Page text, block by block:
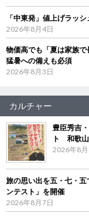
「中東発」値上げラッ
2026年8月4日
物価高でも「夏は家族
猛暑への備えも必須
2026年8月3日
カルチャー
豊臣秀吉
ト 和歌山
2026年8月
旅の思い出を五・七・
ンテスト」を開催
2026年8月7日